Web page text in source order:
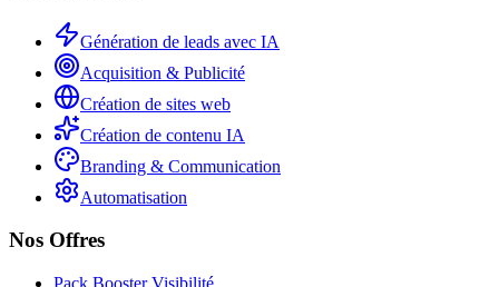
Génération de leads avec IA
Acquisition & Publicité
Création de sites web
Création de contenu IA
Branding & Communication
Automatisation
Nos Offres
Pack Booster Visibilité